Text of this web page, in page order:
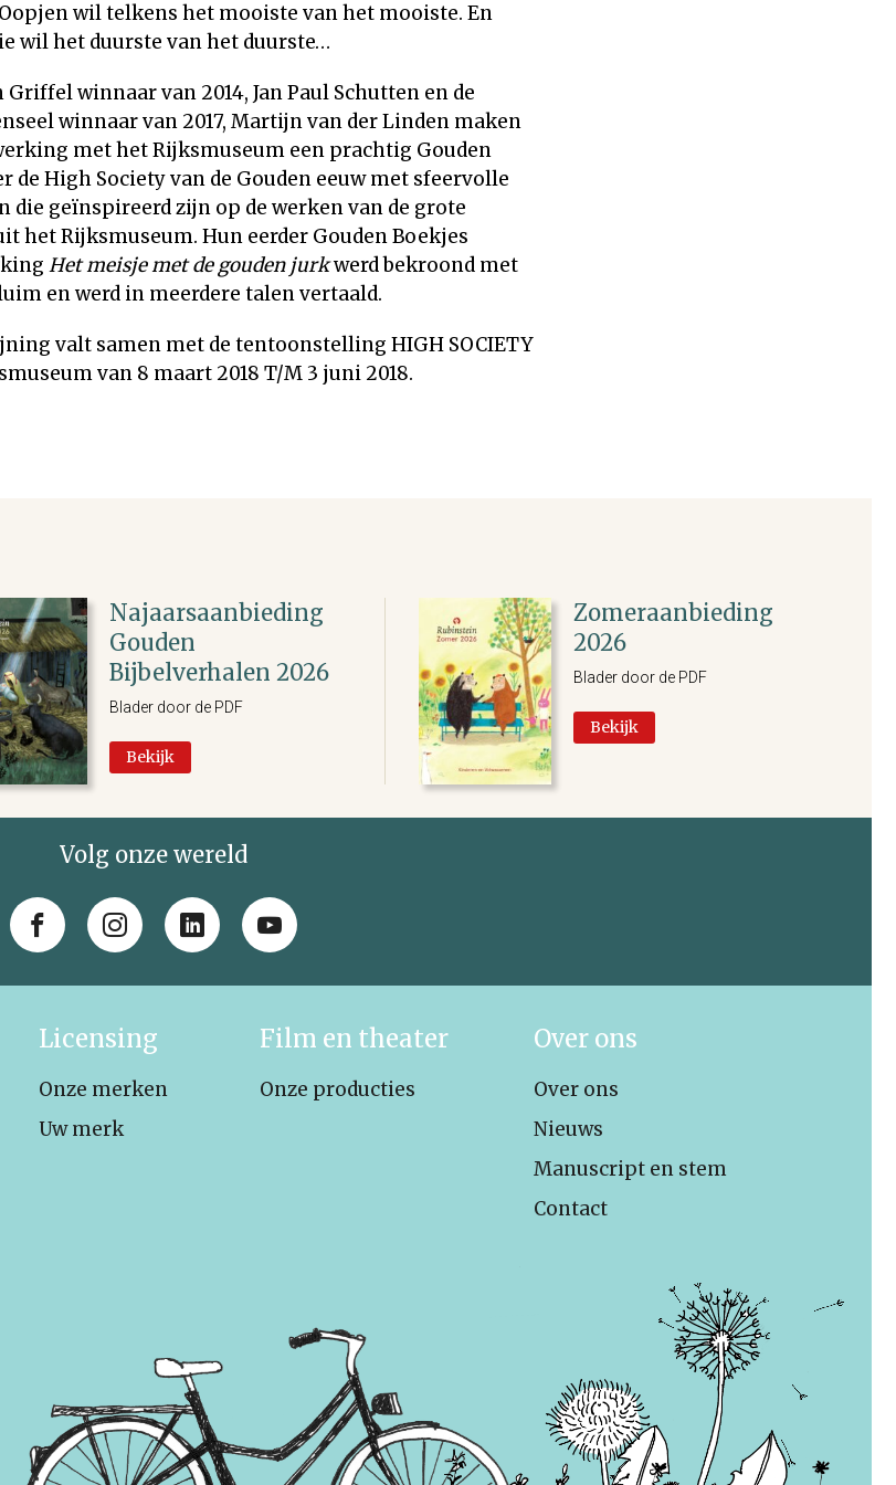
wil telkens het mooiste van het mooiste. En
wil het duurste van het duurste…
Griffel winnaar van 2014, Jan Paul Schutten en de
winnaar van 2017, Martijn van der Linden maken
met het Rijksmuseum een prachtig Gouden
de High Society van de Gouden eeuw met sfeervolle
die geïnspireerd zijn op de werken van de grote
het Rijksmuseum. Hun eerder Gouden Boekjes
Het meisje met de gouden jurkwerd bekroond met
en werd in meerdere talen vertaald.
valt samen met de tentoonstelling HIGH SOCIETY
van 8 maart 2018 T/M 3 juni 2018.
Najaarsaanbieding
Gouden
Bijbelverhalen 2026
Blader door de PDF
Bekijk
Zomeraanbieding
2026
Blader door de PDF
Bekijk
Volg onze wereld
Licensing
Onze merken
Uw merk
Film en theater
Onze producties
Over ons
Over ons
Nieuws
Manuscript en stem
Contact